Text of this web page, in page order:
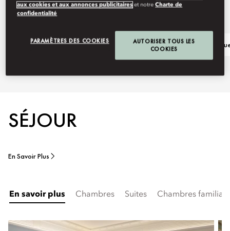
150e anniversaire Posez vos
SÉJOUR
En Savoir Plus
En savoir plus Chambres Suites Chambres
aux cookies et aux annonces publicitaires et notreCharte de
confidentialité
PARAMÈTRES DES COOKIES
AUTORISER TOUS LES
COOKIES